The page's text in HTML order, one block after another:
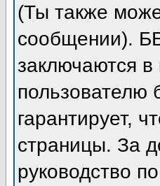
(Ты также
сообщении).
заключаются в
пользователю
гарантирует,
страницы. За
руководство